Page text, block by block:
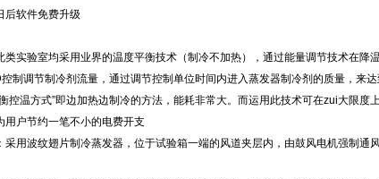
日后软件免费升级
此类实验室均采用业界的温度平衡技术（制冷不加热），通过能量调节技术在
制调节制冷剂流量，通过调节控制单位时间内进入蒸发器制冷剂的质量，来达到
控温方式”即边加热边制冷的方法，能耗非常大。而运用此技术可在zui大限
用户节约一笔不小的电费开支
采用波纹翅片制冷蒸发器，位于试验箱一端的风道夹层内，由鼓风电机强制通风，